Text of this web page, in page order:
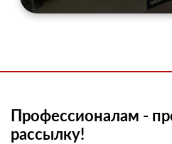
Профессионалам -
рассылку!